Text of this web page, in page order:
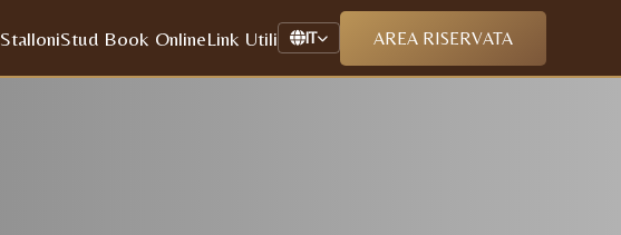
StalloniStud Book OnlineLink Utili IT AREA RISERVATA